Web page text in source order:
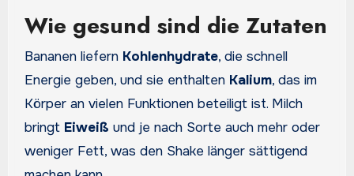
Wie gesund sind die Zutaten
Bananen liefern Kohlenhydrate, die schnell
Energie geben, und sie enthalten Kalium, das im
Körper an vielen Funktionen beteiligt ist. Milch
bringt Eiweiß und je nach Sorte auch mehr oder
weniger Fett, was den Shake länger sättigend